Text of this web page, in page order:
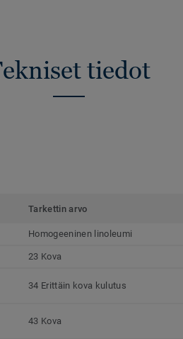
tiedot
Tarkettin arvo
Homogeeninen linoleumi
23 Kova
34 Erittäin kova kulutus
43 Kova